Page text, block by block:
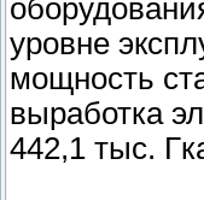
уровне
мощность
выработка
442,1 тыс.